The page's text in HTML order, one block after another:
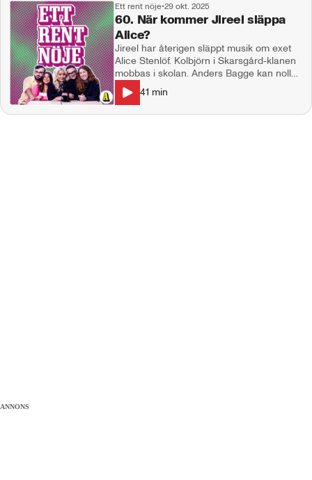
Ett rent nöje•29 okt. 2025
60. När kommer Jireel släppa
Alice?
Jireel har återigen släppt musik om exet
Alice Stenlöf. Kolbjörn i Skarsgård-klanen
mobbas i skolan. Anders Bagge kan noll
om Peg Parneviks musikkarriär och Edvin
Törnblom har tackat nej till förrädarna. I
41 min
ANNONS